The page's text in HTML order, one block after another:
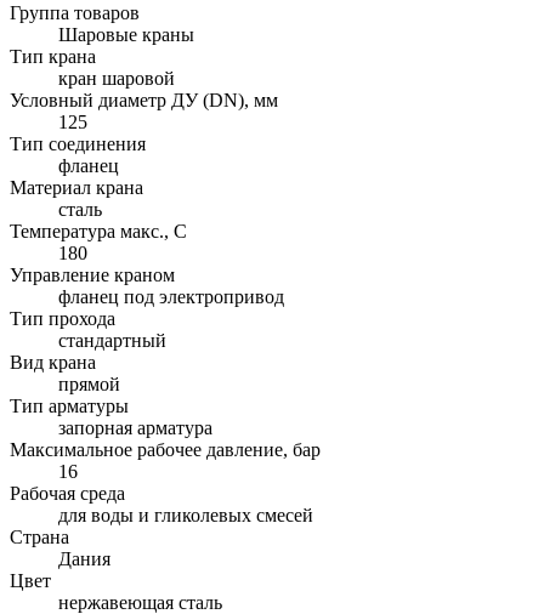
Группа товаров
Шаровые краны
Тип крана
кран шаровой
Условный диаметр ДУ (DN), мм
125
Тип соединения
фланец
Материал крана
сталь
Температура макс., С
180
Управление краном
фланец под электропривод
Тип прохода
стандартный
Вид крана
прямой
Тип арматуры
запорная арматура
Максимальное рабочее давление, бар
16
Рабочая среда
для воды и гликолевых смесей
Страна
Дания
Цвет
нержавеющая сталь